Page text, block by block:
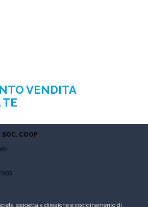
VENDITA
TE
COOP
soggetta a direzione e coordinamento di